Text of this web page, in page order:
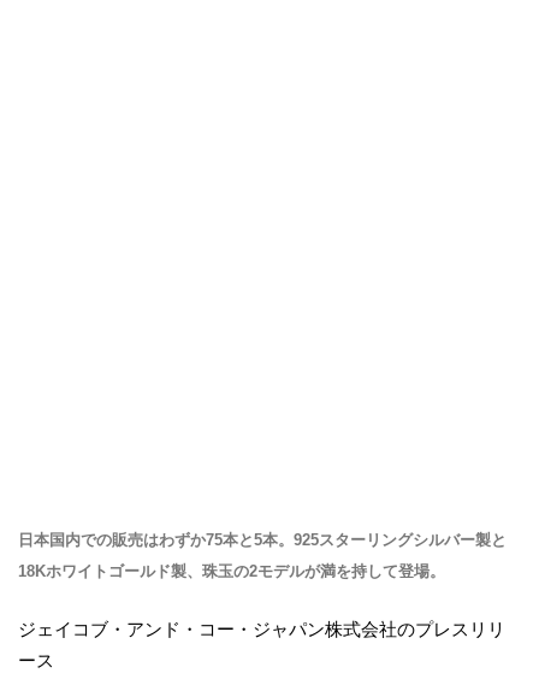
日本国内での販売はわずか75本と5本。925スターリングシルバー製と
18Kホワイトゴールド製、珠玉の2モデルが満を持して登場。
ジェイコブ・アンド・コー・ジャパン株式会社のプレスリリ
ース